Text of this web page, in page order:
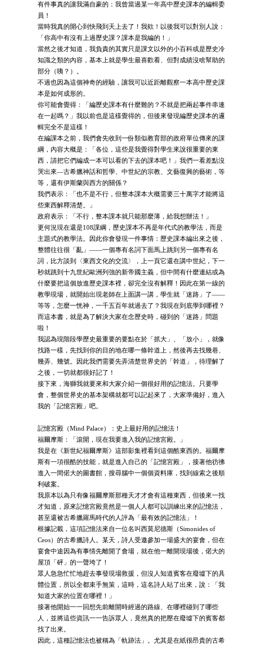
有件事真的讓我滿自豪的：我曾當過某一年高中歷史課本的編輯委
員！
當時我真的開心到快飛到天上去了！我欸！以後我可以對別人說：
「你高中有沒有上過歷史課？課本是我編的！」
當然之後才知道，我負責的其實只是課文以外的小百科或是歷史冷
知識之類的內容，基本上就是學生最喜歡看、但對成績沒啥幫助的
部分（咦？）。
不過也因為這個神奇的經驗，讓我可以近距離觀察一本高中歷史課
本是如何成形的。
你可能會覺得：「編歷史課本有什麼難的？不就是把兩起事件串連
在一起嗎？」我以前也是這樣覺得的，但後來發現編歷史課本的邏
輯完全不是這樣！
在編課本之前，我們會先收到一份類似教育部的政府單位傳來的課
綱，內容大概是：「各位，這些是我覺得對學生來說很重要的東
西，請把它們編成一本可以看的下去的課本吧！」我們一看差點沒
哭出來—古希臘神話和哲學、中世紀的宗教、文藝復興的藝術，等
等，還有伊斯蘭與西方的關係？
我們表示：「也不是不行，但整本課本大概需要三十萬字才能將這
些東西解釋清楚。」
政府表示：「不行，整本課本就只能那麼薄，給我想辦法！」
更何況現在還是108課綱，歷史課本不再是年代式的教學法，而是
主題式的教學法。因此你會發現一件事情：歷史課本編出來之後，
整體往往很「亂」——一個專有名詞下面馬上跳到另一個專有名
詞，比方談到〈東西文化的交流〉，上一頁它還在講中世紀，下一
秒就跳到十九世紀歐洲列強的新帝國主義，但中間有什麼連結或為
什麼要把這個放進歷史課本裡，卻完全沒有解釋！因此在第一線的
教學現場，就開始出現老師在上面講一講，學生就「迷路」了——
等等，怎麼一恍神，一千五百年就過去了？我現在到底學到哪裡？
而這本書，就是為了解決大家在念歷史時，碰到的「迷路」問題
啦！
我認為現階段學歷史最重要的要點在於「抓大」、「放小」，就像
找路一樣，先找到你的目的地在哪一條幹道上，然後再去找幾巷、
幾弄、幾號。因此我們需要先弄清楚世界史的「幹道」，待理解了
之後，一切就都很好記了！
接下來，海獅我就要來和大家介紹一個很好用的記憶法。只要學
會，整個世界史的基本架構就都可以記起來了，大家準備好，進入
我的「記憶宮殿」吧。
記憶宮殿（Mind Palace）：史上最好用的記憶法！
福爾摩斯：「滾開，現在我要進入我的記憶宮殿。」
我是在《新世紀福爾摩斯》這部影集裡看到這個酷東西的。福爾摩
斯有一項很酷的技能，就是進入自己的「記憶宮殿」，接著他彷彿
進入一間偌大的圖書館，搜尋腦中一個個資料庫，找到線索之後順
利破案。
我原本以為只有像福爾摩斯那種天才才會有這種東西，但後來一找
才知道，原來記憶宮殿竟然是一個人人都可以訓練出來的記憶法，
甚至還被古希臘羅馬時代的人評為「最有效的記憶法」！
根據記載，這項記憶法來自一位名叫西莫尼德斯（Simonides of
Ceos）的古希臘詩人。某天，詩人受邀參加一場盛大的宴會，但在
宴會中途因為有事情先離開了會場，就在他一離開現場後，偌大的
屋頂「砰」的一聲垮了！
眾人急急忙忙地趕去事發現場救援，但沒人知道賓客在廢墟下的具
體位置，所以全都束手無策，這時，這名詩人站了出來，說：「我
知道大家的位置在哪裡！」
接著他開始一一回想先前離開時經過的路線、在哪裡碰到了哪些
人，並將這些資訊一一告訴眾人，竟然真的把壓在廢墟下的賓客都
找了出來。
因此，這種記憶法也被稱為「軌跡法」。尤其是在紙很昂貴的古希